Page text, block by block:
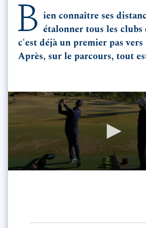
B
ien connaître ses
étalonner tous les clubs
c'est déjà un premier pas vers
Après, sur le parcours, tout